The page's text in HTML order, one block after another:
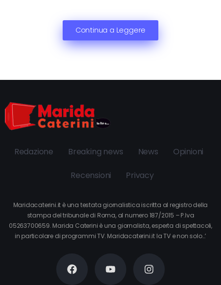
Continua a Leggere
Redazione Breaking news News Opinioni
Recensioni Privacy
Maridacaterini.it è una testata giornalistica iscritta al registro della
stampa del tribunale di Roma, al numero 187/2015 – P.Iva
05263700659. Marida Caterini è una giornalista, esperta di spettacoli,
in particolare di programmi TV. Maridacaterini.it la TV e non solo…’